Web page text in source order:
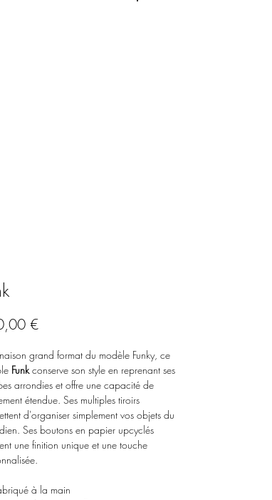
€Prix
grand format du modèle Funky, ce
Funkconserve son style en reprenant ses
arrondies et offre une capacité de
étendue. Ses multiples tiroirs
d'organiser simplement vos objets du
Ses boutons en papier upcyclés
une finition unique et une touche
à la main